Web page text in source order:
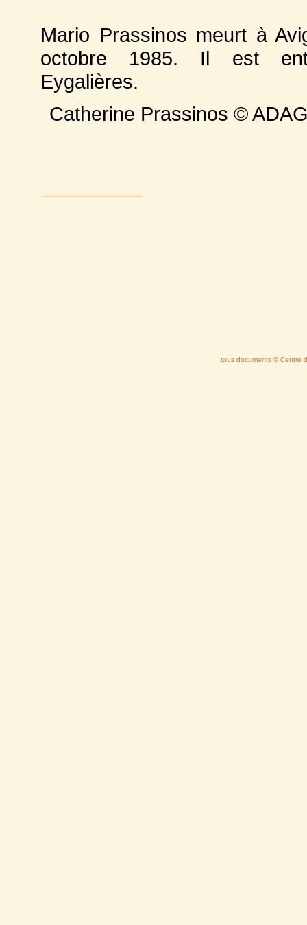
Mario Prassinos meurt à
octobre 1985. Il est
Eygalières.
Catherine Prassinos ©
tous documents © Centre